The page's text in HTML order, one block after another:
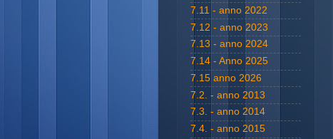
7.11 - anno 2022
7.12 - anno 2023
7.13 - anno 2024
7.14 - Anno 2025
7.15 anno 2026
7.2. - anno 2013
7.3. - anno 2014
7.4. - anno 2015